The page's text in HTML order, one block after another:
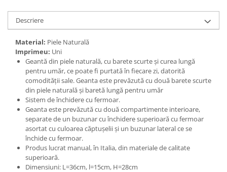
Descriere
Material: Piele Naturală
Imprimeu: Uni
Geantă din piele naturală, cu barete scurte și curea lungă
pentru umăr, ce poate fi purtată în fiecare zi, datorită
comodității sale. Geanta este prevăzută cu două barete scurte
din piele naturală și baretă lungă pentru umăr
Sistem de închidere cu fermoar.
Geanta este prevăzută cu două compartimente interioare,
separate de un buzunar cu închidere superioară cu fermoar
asortat cu culoarea căptușelii și un buzunar lateral ce se
închide cu fermoar.
Produs lucrat manual, în Italia, din materiale de calitate
superioară.
Dimensiuni: L=36cm, l=15cm, H=28cm